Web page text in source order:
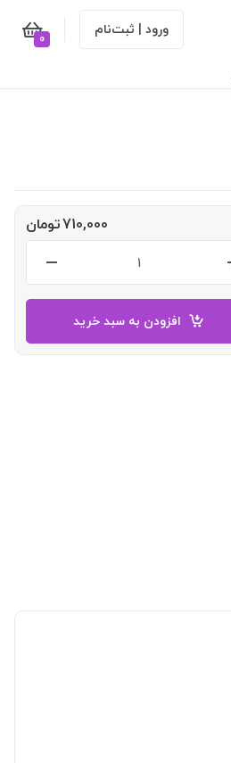
ورود | ثبت‌نام 0
710,000تومان
افزودن به سبد خرید